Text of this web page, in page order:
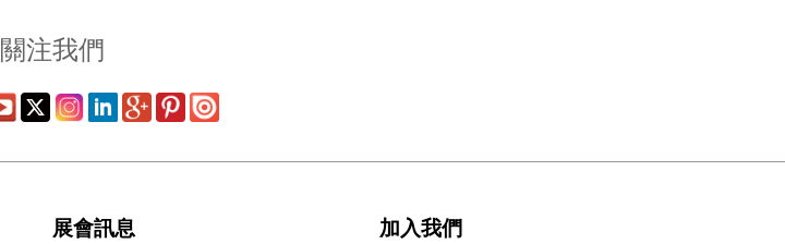
關注我們
展會訊息 加入我們